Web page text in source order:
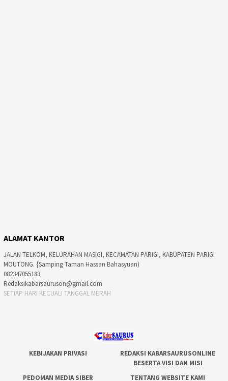
ALAMAT KANTOR
JALAN TELKOM, KELURAHAN MASIGI, KECAMATAN PARIGI, KABUPATEN PARIGI
MOUTONG. {Samping Taman Hassan Bahasyuan)
082347055183
Redaksikabarsauruson@gmail.com
SETIAP HARI KECUALI TANGGAL MERAH
KEBIJAKAN PRIVASI
REDAKSI KABARSAURUSONLINE
BESERTA VISI DAN MISI
PEDOMAN MEDIA SIBER
TENTANG WEBSITE KAMI